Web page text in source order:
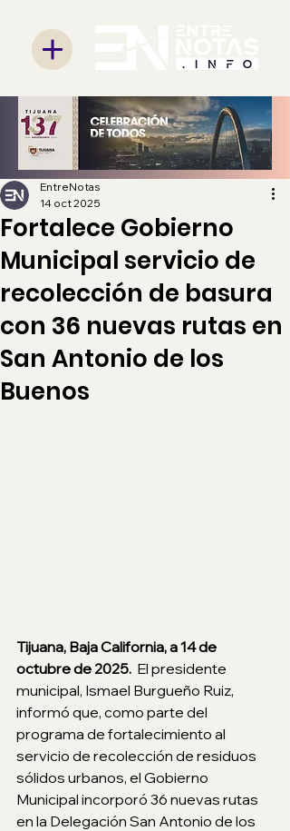
Fortalece Gobierno
Municipal servicio de
recolección de basura
con 36 nuevas rutas en
San Antonio de los
Buenos
EntreNotas
14 oct 2025
Tijuana, Baja California, a 14 de
octubre de 2025. El presidente
municipal, Ismael Burgueño Ruiz,
informó que, como parte del
programa de fortalecimiento al
servicio de recolección de residuos
sólidos urbanos, el Gobierno
Municipal incorporó 36 nuevas rutas
en la Delegación San Antonio de los